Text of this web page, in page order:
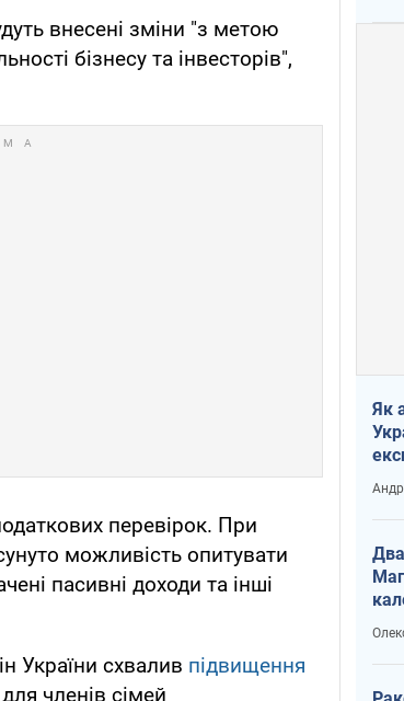
внесені зміни "з метою
бізнесу та інвесторів",
перевірок. При
можливість опитувати
пасивні доходи та інші
України схвалив підвищення
для членів сімей
Як